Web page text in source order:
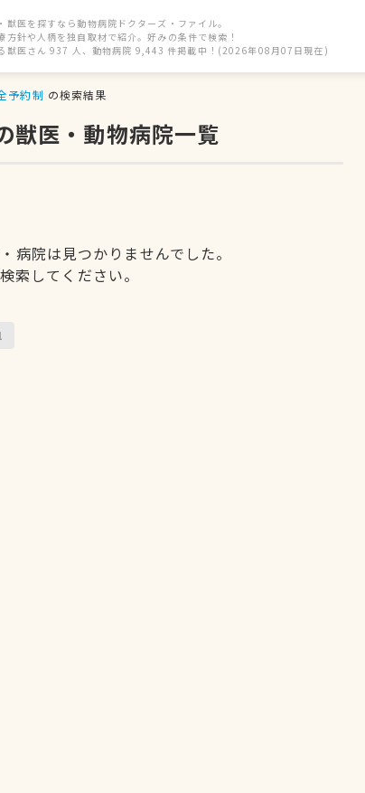
獣医を探すなら動物病院ドクターズ・ファイル。
方針や人柄を独自取材で紹介。好みの条件で検索！
獣医さん 937 人、動物病院 9,443 件掲載中！(2026年08月07日現在)
予約制 の検索結果
獣医・動物病院一覧
病院は見つかりませんでした。
索してください。